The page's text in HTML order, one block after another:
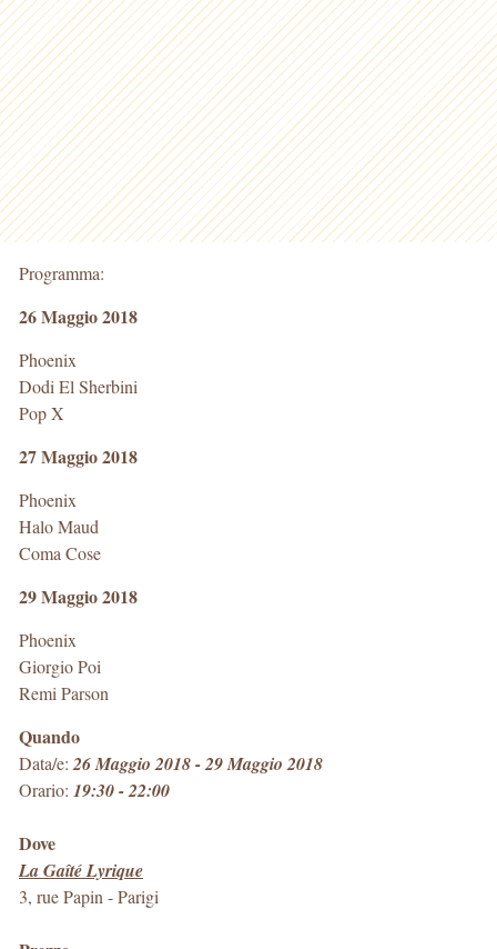
Programma:
26 Maggio 2018
Phoenix
Dodi El Sherbini
Pop X
27 Maggio 2018
Phoenix
Halo Maud
Coma Cose
29 Maggio 2018
Phoenix
Giorgio Poi
Remi Parson
Quando
Data/e: 26 Maggio 2018 - 29 Maggio 2018
Orario: 19:30 - 22:00
Dove
La Gaîté Lyrique
3, rue Papin -Parigi